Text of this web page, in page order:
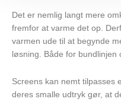
Det er nemlig langt mere
fremfor at varme det op.
varmen ude til at begynde
løsning. Både for bundlinjen
Screens kan nemt tilpasses
deres smalle udtryk gør, at